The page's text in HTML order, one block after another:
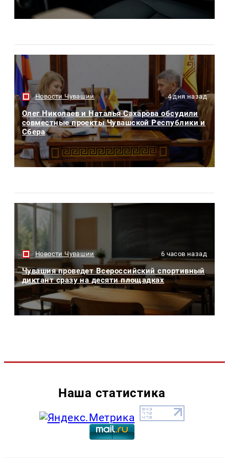
Новости Чувашии 4 дня назад
Олег Николаев и Наталья Сахарова обсудили
совместные проекты Чувашской Республики и
Сбера
Новости Чувашии 6 часов назад
Чувашия проведет Всероссийский спортивный
диктант сразу на десяти площадках
Наша статистика